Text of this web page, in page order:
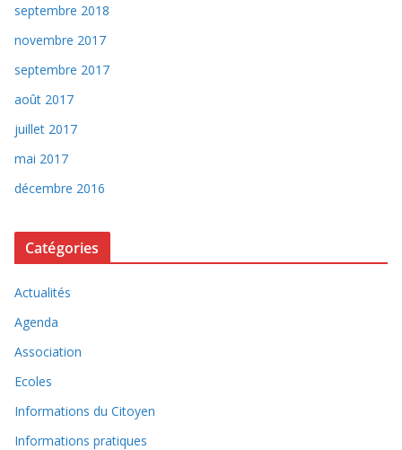
septembre 2018
novembre 2017
septembre 2017
août 2017
juillet 2017
mai 2017
décembre 2016
Catégories
Actualités
Agenda
Association
Ecoles
Informations du Citoyen
Informations pratiques